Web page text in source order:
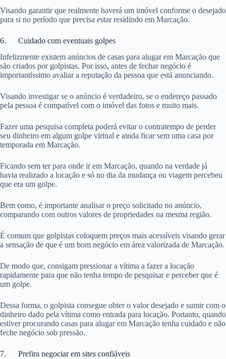
Visando garantir que realmente haverá um imóvel conforme o desejado
para si no período que precisa estar residindo em Marcação.
6. Cuidado com eventuais golpes
Infelizmente existem anúncios de casas para alugar em Marcação que
são criados por golpistas. Por isso, antes de fechar negócio é
importantíssimo avaliar a reputação da pessoa que está anunciando.
Visando investigar se o anúncio é verdadeiro, se o endereço passado
pela pessoa é compatível com o imóvel das fotos e muito mais.
Fazer uma pesquisa completa poderá evitar o contratempo de perder
seu dinheiro em algum golpe virtual e ainda ficar sem uma casa por
temporada em Marcação.
Ficando sem ter para onde ir em Marcação, quando na verdade já
havia realizado a locação e só no dia da mudança ou viagem percebeu
que era um golpe.
Bem como, é importante analisar o preço solicitado no anúncio,
comparando com outros valores de propriedades na mesma região.
É comum que golpistas coloquem preços mais acessíveis visando gerar
a sensação de que é um bom negócio em área valorizada de Marcação.
De modo que, consigam pressionar a vítima a fazer a locação
rapidamente para que não tenha tempo de pesquisar e perceber que é
um golpe.
Dessa forma, o golpista consegue obter o valor desejado e sumir com o
dinheiro dado pela vítima como entrada para locação. Portanto, quando
estiver procurando casas para alugar em Marcação tenha cuidado e não
feche negócio sob pressão.
7. Prefira negociar em sites confiáveis